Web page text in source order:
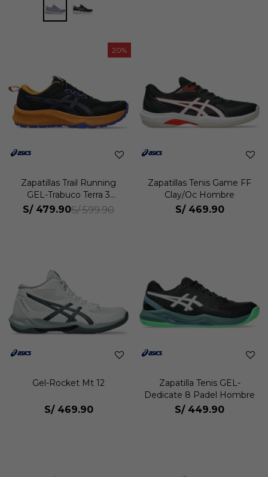
20
Zapatillas Trail Running
GEL-Trabuco Terra 3
Hombre
S/ 479.90S/ 599.90
Zapatillas Tenis Game FF
Clay/Oc Hombre
S/ 469.90
Gel-Rocket Mt 12
S/ 469.90
Zapatilla Tenis GEL-
Dedicate 8 Padel Hombre
S/ 449.90